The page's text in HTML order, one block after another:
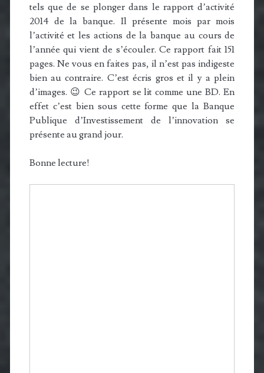
tels que de se plonger dans le rapport d’activité
2014 de la banque. Il présente mois par mois
l’activité et les actions de la banque au cours de
l’année qui vient de s’écouler. Ce rapport fait 151
pages. Ne vous en faites pas, il n’est pas indigeste
bien au contraire. C’est écris gros et il y a plein
d’images. 😉 Ce rapport se lit comme une BD. En
effet c’est bien sous cette forme que la Banque
Publique d’Investissement de l’innovation se
présente au grand jour.
Bonne lecture!